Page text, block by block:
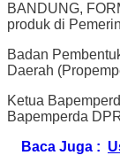
BANDUNG,
produk di
Badan
Daerah
Ketua
Bapemperda
Baca Juga :